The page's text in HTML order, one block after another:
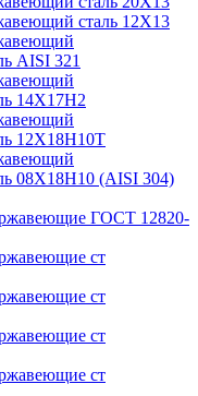
сталь 12Х13
AISI 321
14Х17Н2
12Х18Н10Т
08Х18Н10 (AISI 304)
ГОСТ 12820-
ст
ст
ст
ст